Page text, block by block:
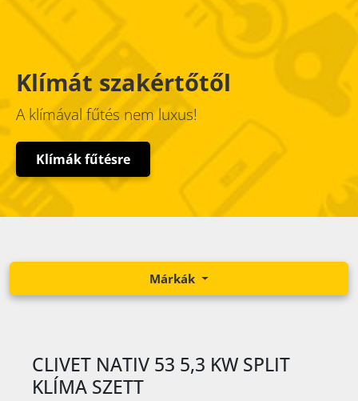
Klímát szakértőtől
A klímával fűtés nem luxus!
Klímák fűtésre
Márkák
CLIVET NATIV 53 5,3 KW SPLIT
KLÍMA SZETT